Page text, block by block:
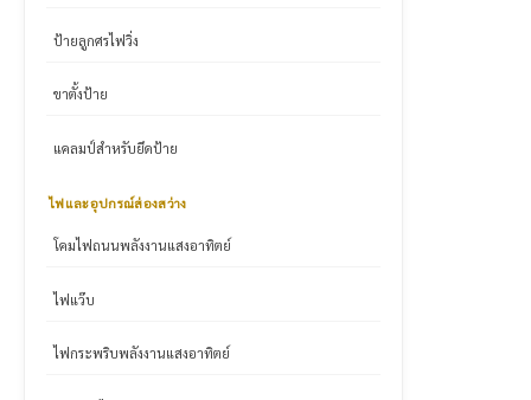
ป้ายลูกศรไฟวิ่ง
ขาตั้งป้าย
แคลมป์สำหรับยึดป้าย
ไฟและอุปกรณ์ส่องสว่าง
โคมไฟถนนพลังงานแสงอาทิตย์
ไฟแว๊บ
ไฟกระพริบพลังงานแสงอาทิตย์